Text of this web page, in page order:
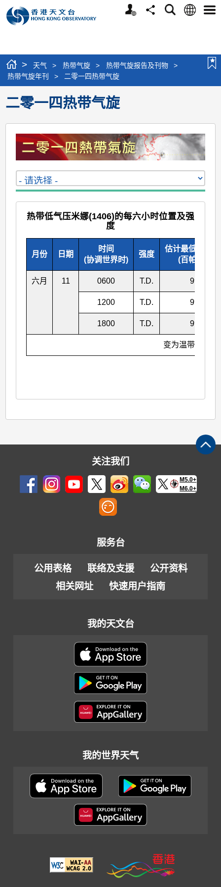
个
分
搜
语
选
> 天气 > 热带气旋 > 热带气旋报告及刊物
>
热带气旋年刊
> 二零一四热带气旋
二零一四热带气旋
热带低气压米娜(1406)的每六小时位置及强
度
月份 日期
时间
(协调世界时)
强度
估计最低中心
(百帕斯卡)
六月 11 0600 T.D. 996
1200 T.D. 996
1800 T.D. 996
变为温带气旋
关注我们
M5.0+
M6.0+
服务台
公用表格 联络及支援
公开资料
相关网址
快速用户指南
我的天文台
我的世界天气